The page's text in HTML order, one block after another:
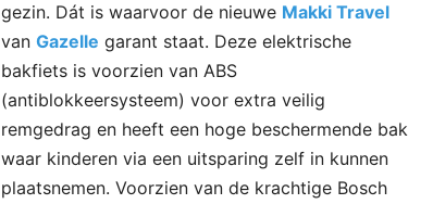
gezin. Dát is waarvoor de nieuwe Makki Travel
van Gazelle garant staat. Deze elektrische
bakfiets is voorzien van ABS
(antiblokkeersysteem) voor extra veilig
remgedrag en heeft een hoge beschermende bak
waar kinderen via een uitsparing zelf in kunnen
plaatsnemen. Voorzien van de krachtige Bosch